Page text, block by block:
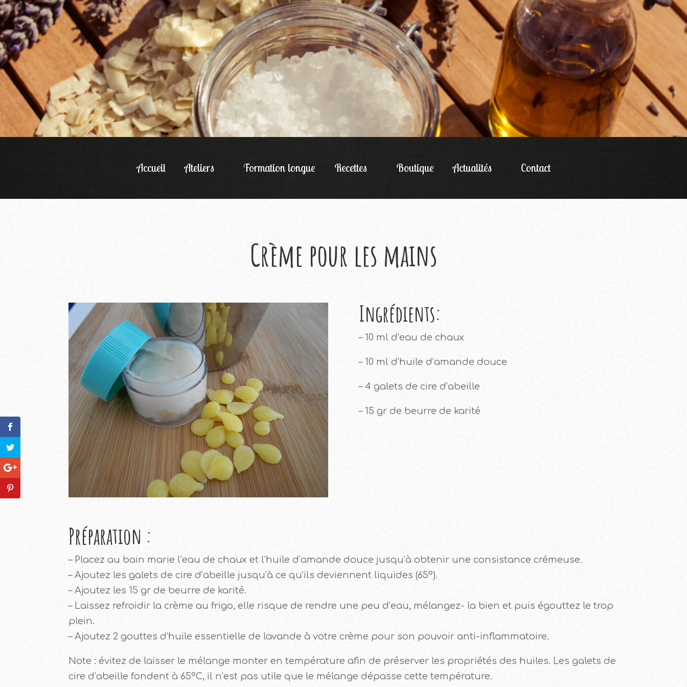
Accueil Ateliers Formation longue Recettes Boutique Actualités Contact
Crème pour les mains
Ingrédients:
– 10 ml d’eau de chaux
– 10 ml d’huile d’amande douce
– 4 galets de cire d’abeille
– 15 gr de beurre de karité
Préparation :
– Placez au bain marie l’eau de chaux et l’huile d’amande douce jusqu’à obtenir une consistance crémeuse.
– Ajoutez les galets de cire d’abeille jusqu’à ce qu’ils deviennent liquides (65°).
– Ajoutez les 15 gr de beurre de karité.
– Laissez refroidir la crème au frigo, elle risque de rendre une peu d’eau, mélangez- la bien et puis égouttez le trop
plein.
– Ajoutez 2 gouttes d’huile essentielle de lavande à votre crème pour son pouvoir anti-inflammatoire.
Note : évitez de laisser le mélange monter en température afin de préserver les propriétés des huiles. Les galets de
cire d’abeille fondent à 65°C, il n’est pas utile que le mélange dépasse cette température.